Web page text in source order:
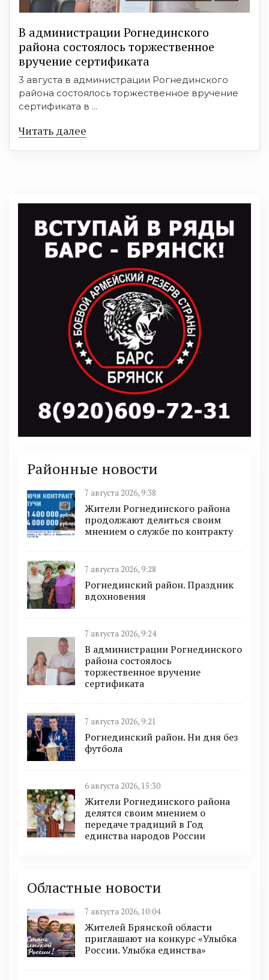
В администрации Рогнединского
района состоялось торжественное
вручение сертификата
3 августа в администрации Рогнединского
района состоялось торжественное вручение
сертификата в ...
Читать далее
Районные новости
7 августа 2026, 9:38
Жители Рогнединского района
продолжают делиться своим
мнением о службе по контракту
7 августа 2026, 9:28
Рогнединский район. Праздник
вдохновения
7 августа 2026, 9:24
В администрации Рогнединского
района состоялось
торжественное вручение
сертификата
7 августа 2026, 9:21
Рогнединский район. Ни дня без
футбола
6 августа 2026, 15:30
Жители Рогнединского района
делятся своим мнением о
передаче традиций в Год
единства народов России
Областные новости
7 августа 2026, 10:04
Жителей Брянской области
приглашают на конкурс «Улыбка
России. Улыбка единства»